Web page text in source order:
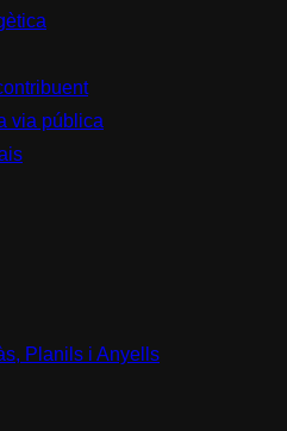
via pública
Planils i Anyells